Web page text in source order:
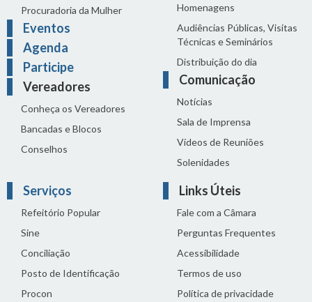
Procuradoria da Mulher
Eventos
Agenda
Participe
Vereadores
Conheça os Vereadores
Bancadas e Blocos
Conselhos
Homenagens
Audiências Públicas, Visitas
Técnicas e Seminários
Distribuição do dia
Comunicação
Notícias
Sala de Imprensa
Vídeos de Reuniões
Solenidades
Serviços
Refeitório Popular
Sine
Conciliação
Posto de Identificação
Procon
Links Úteis
Fale com a Câmara
Perguntas Frequentes
Acessibilidade
Termos de uso
Política de privacidade